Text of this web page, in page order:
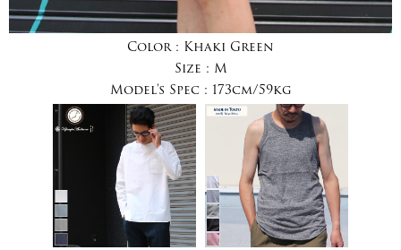
Color : Khaki Green
Size : M
Model's Spec : 173cm/59kg